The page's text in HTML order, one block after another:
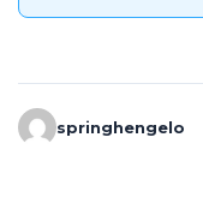
springhengelo